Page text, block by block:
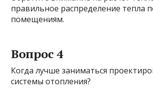
правильное распределение тепла
помещениям.
Вопрос 4
Когда лучше заниматься
системы отопления?